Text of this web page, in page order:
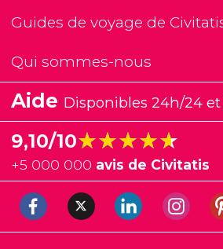
Guides de voyage de
Qui sommes-nous
Aide Disponibles 24h/24
9,10/10★★★★★
★★★★★
+5 000 000 avis de Civitatis